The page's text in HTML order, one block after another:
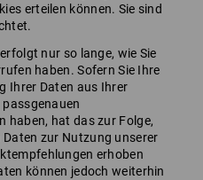
erteilen können. Sie sind
nur so lange, wie Sie
haben. Sofern Sie Ihre
Ihrer Daten aus Ihrer
haben, hat das zur Folge,
zur Nutzung unserer
erhoben
können jedoch weiterhin